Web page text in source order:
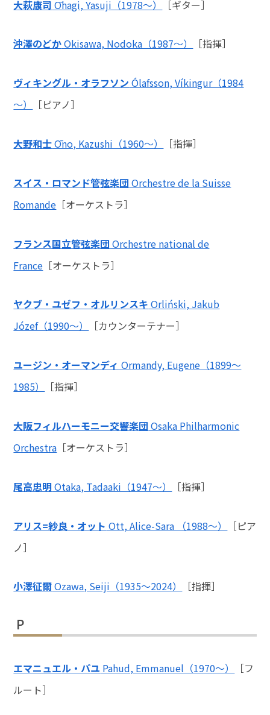
大萩康司 Ōhagi, Yasuji（1978～） ［ギター］
沖澤のどかOkisawa, Nodoka（1987～） ［指揮］
ヴィキングル・オラフソン Ólafsson, Víkingur（1984
～）
［ピアノ］
大野和士Ōno, Kazushi（1960～） ［指揮］
スイス・ロマンド管弦楽団 Orchestre de la Suisse
Romande ［オーケストラ］
フランス国立管弦楽団 Orchestre national de
France ［オーケストラ］
ヤクブ・ユゼフ・オルリンスキ Orliński, Jakub
Józef（1990～）
［カウンターテナー］
ユージン・オーマンディ Ormandy, Eugene（1899～
1985）
［指揮］
大阪フィルハーモニー交響楽団 Osaka Philharmonic
Orchestra ［オーケストラ］
尾高忠明Otaka, Tadaaki（1947～） ［指揮］
アリス=紗良・オット Ott, Alice-Sara （1988～）
［ピア
ノ］
小澤征爾Ozawa, Seiji（1935～2024） ［指揮］
P
エマニュエル・パユ Pahud, Emmanuel（1970～）
［フ
ルート］